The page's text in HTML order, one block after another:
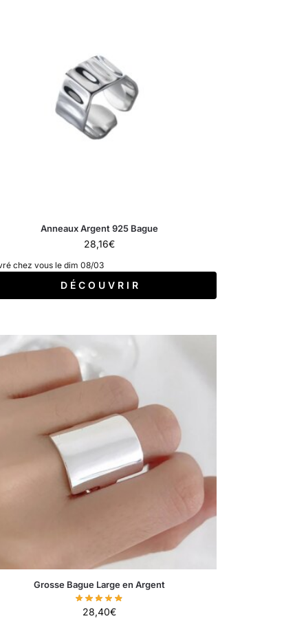
Anneaux Argent 925 Bague
28,16€
chez vous le dim 08/03
D É C O U V R I R
Grosse Bague Large en Argent
28,40€